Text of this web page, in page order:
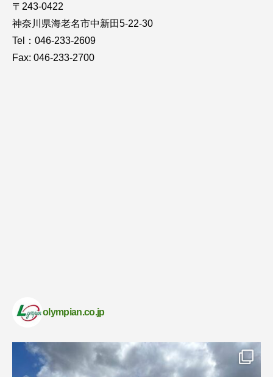
〒243-0422
神奈川県海老名市中新田5-22-30
Tel：046-233-2609
Fax: 046-233-2700
olympian.co.jp